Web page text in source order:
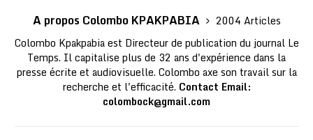
A propos Colombo KPAKPABIA
2004 Articles
Colombo Kpakpabia est Directeur de publication du journal Le
Temps. Il capitalise plus de 32 ans d'expérience dans la
presse écrite et audiovisuelle. Colombo axe son travail sur la
recherche et l'efficacité. Contact Email:
colombock@gmail.com